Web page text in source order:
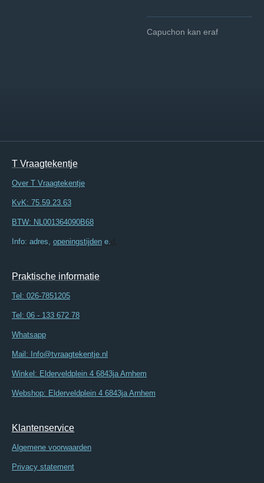
Capuchon kan eraf
T Vraagtekentje
Over T Vraagtekentje
KvK: 75.59.23.63
BTW: NL001364090B68
Info: adres, openingstijden e.
Praktische informatie
Tel: 026-7851205
Tel: 06 - 133 672 78
Whatsapp
Mail: Info@tvraagtekentje.nl
Winkel: Elderveldplein 4 6843ja Arnhem
Webshop: Elderveldplein 4 6843ja Arnhem
Klantenservice
Algemene voorwaarden
Privacy statement